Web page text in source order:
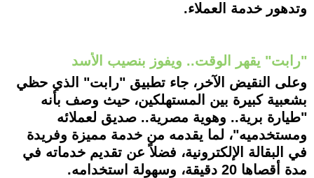
وتدهور خدمة العملاء.
"رابت" يقهر الوقت.. ويفوز بنصيب الأسد
وعلى النقيض الآخر، جاء تطبيق "رابت" الذي حظي
بشعبية كبيرة بين المستهلكين، حيث وصف بأنه
"طيارة برية.. وهوية مصرية.. صديق لعملائه
ومستخدميه"، لما يقدمه من خدمة مميزة وفريدة
في البقالة الإلكترونية، فضلاً عن تقديم خدماته في
مدة أقصاها 20 دقيقة، وسهولة استخدامه.